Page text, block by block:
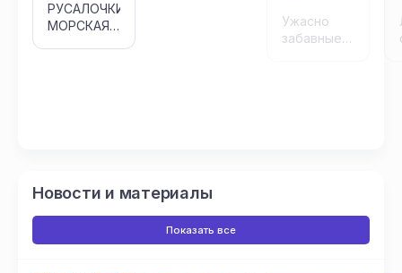
РУСАЛОЧКИ:
МОРСКАЯ
Ужасно
забавные
Новости и материалы
Показать все